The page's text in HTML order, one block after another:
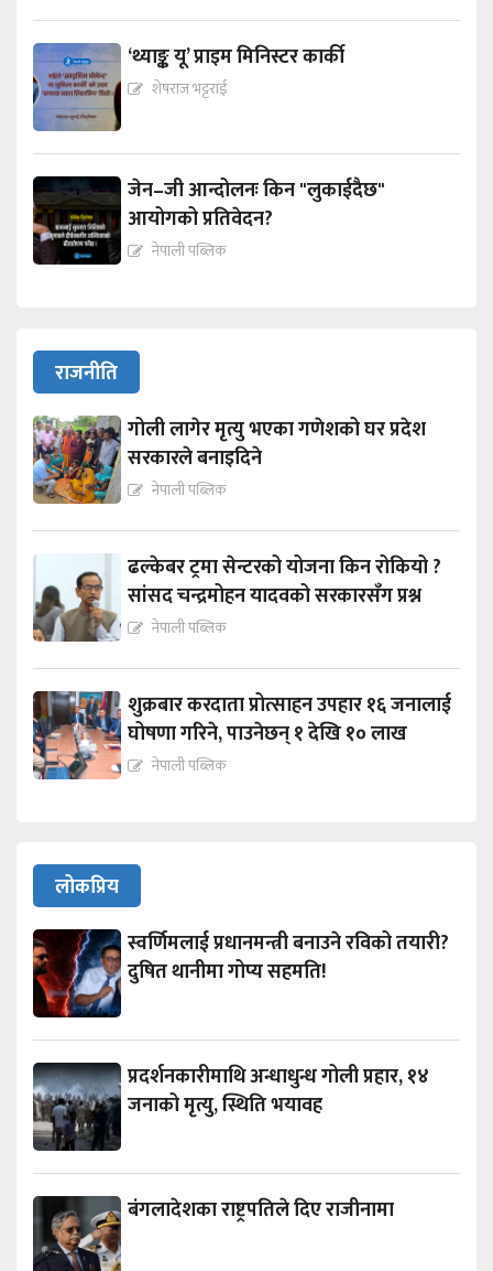
‘थ्याङ्क यू’ प्राइम मिनिस्टर कार्की
शेषराज भट्टराई
जेन–जी आन्दोलनः किन "लुकाईदैछ"
आयोगको प्रतिवेदन?
नेपाली पब्लिक
राजनीति
गोली लागेर मृत्यु भएका गणेशको घर प्रदेश
सरकारले बनाइदिने
नेपाली पब्लिक
ढल्केबर ट्रमा सेन्टरको योजना किन रोकियो ?
सांसद चन्द्रमोहन यादवको सरकारसँग प्रश्न
नेपाली पब्लिक
शुक्रबार करदाता प्रोत्साहन उपहार १६ जनालाई
घोषणा गरिने, पाउनेछन् १ देखि १० लाख
नेपाली पब्लिक
लोकप्रिय
स्वर्णिमलाई प्रधानमन्त्री बनाउने रविको तयारी?
दुषित थानीमा गोप्य सहमति!
प्रदर्शनकारीमाथि अन्धाधुन्ध गोली प्रहार, १४
जनाको मृत्यु, स्थिति भयावह
बंगलादेशका राष्ट्रपतिले दिए राजीनामा